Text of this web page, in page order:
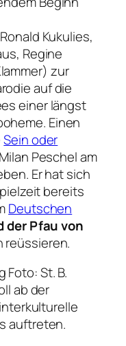
Kukulies,
Regine
zur
auf die
einer längst
Einen
Sein oder
Peschel am
Er hat sich
bereits
Deutschen
der Pfau von
Foto: St. B.
ab der
auftreten.